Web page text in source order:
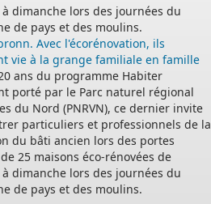
dimanche lors des journées du
de pays et des moulins.
Avec l'écorénovation, ils
vie à la grange familiale en famille
ans du programme Habiter
porté par le Parc naturel régional
du Nord (PNRVN), ce dernier invite
particuliers et professionnels de la
du bâti ancien lors des portes
25 maisons éco-rénovées de
dimanche lors des journées du
de pays et des moulins.